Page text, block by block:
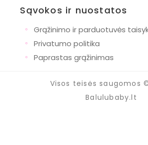
Gimtadieniui
Mamoms
Krepšiai
Sąvokos ir nuostatos
◦
Grąžinimo ir parduotuvės
◦ Privatumo politika
◦ Paprastas grąžinimas
Visos teisės saugomos
Balulubaby.lt